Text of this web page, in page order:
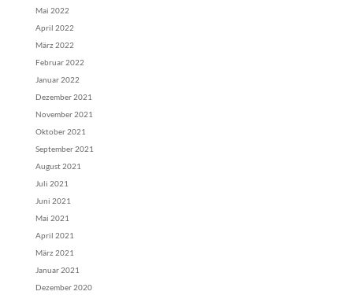
Mai 2022
April 2022
März 2022
Februar 2022
Januar 2022
Dezember 2021
November 2021
Oktober 2021
September 2021
August 2021
Juli 2021
Juni 2021
Mai 2021
April 2021
März 2021
Januar 2021
Dezember 2020